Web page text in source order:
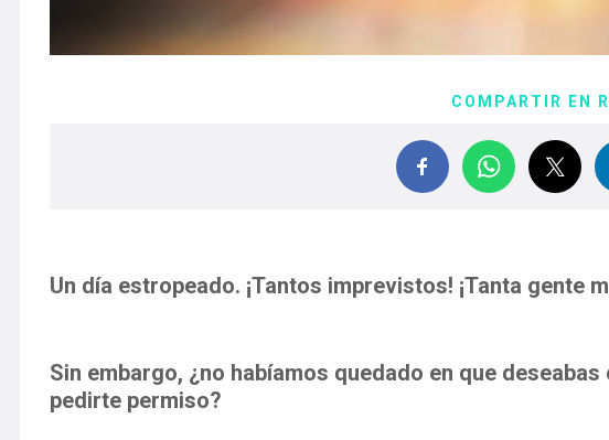
COMPARTIR EN
Un día estropeado. ¡Tantos imprevistos! ¡Tanta gente
Sin embargo, ¿no habíamos quedado en que
pedirte permiso?